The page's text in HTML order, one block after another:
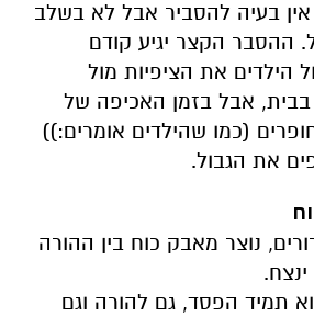
אין בעיה להסביר אבל לא בשלב
ההסבר הקצר יגיע קודם
הילדים את הציפיות מול
בבית, אבל בזמן האכיפה של
(כמו שהילדים אומרים:))
את הגבול.
נוצר מאבק כוח בין ההורה
תמיד הפסד, גם להורה וגם